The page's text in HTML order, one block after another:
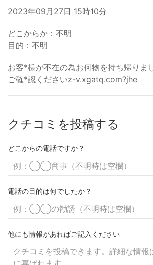
2023年09月27日 15時10分
どこからか：不明
目的：不明
お客*様が不在の為お何物を持ち帰りま
ご確*認くださいz-v.xgatq.com?jhe
クチコミを投稿する
どこからの電話ですか？
電話の目的は何でしたか？
他にも情報があればご記入ください